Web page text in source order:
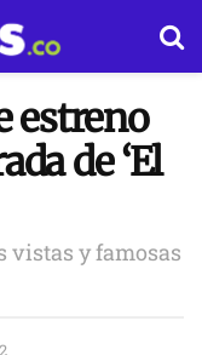
estreno
de ‘El
vistas y famosas